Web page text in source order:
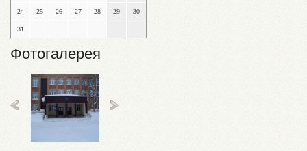
24 25 26 27 28 29 30
31
Фотогалерея